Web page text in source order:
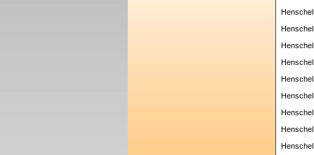
Henschel
Henschel
Henschel
Henschel
Henschel
Henschel
Henschel
Henschel
Henschel